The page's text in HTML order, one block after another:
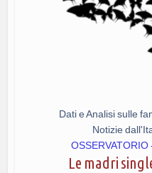
Dati e Analisi sulle
Notizie
Le madri